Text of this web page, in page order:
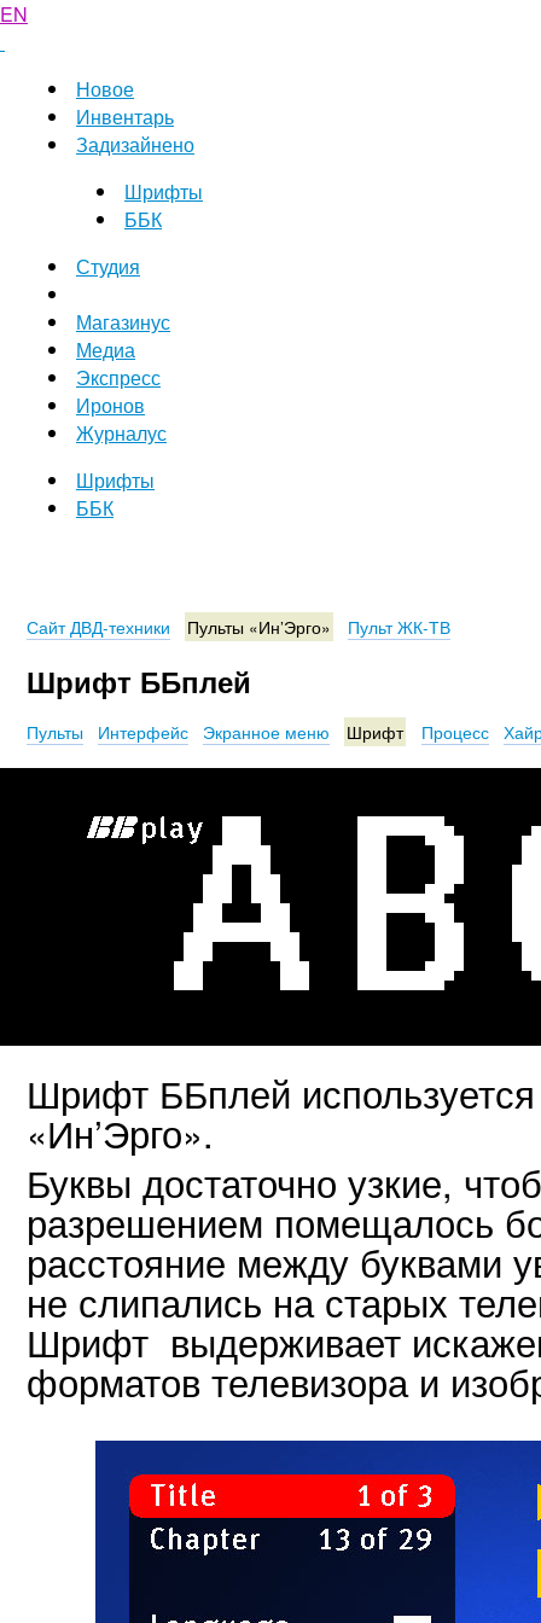
EN
Новое
Инвентарь
Задизайнено
Шрифты
ББК
Студия
Магазинус
Медиа
Экспресс
Иронов
Журналус
Шрифты
ББК
Сайт ДВД-техники Пульты «Ин’Эрго» Пульт ЖК-ТВ
Шрифт ББплей
Пульты Интерфейс Экранное меню Шрифт Процесс
Шрифт ББплей
«Ин’Эрго».
Буквы достаточно узкие,
разрешением помещалось
расстояние между буквами
не слипались на старых
Шрифт выдерживает
форматов телевизора и